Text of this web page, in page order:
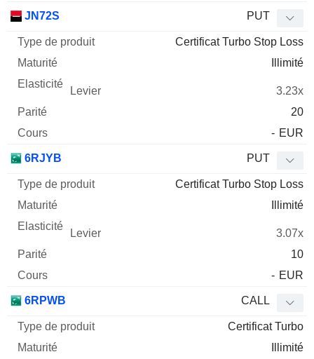
JN72S PUT
Certificat Turbo Stop Loss
Illimité
3.23x
20
- EUR
6RJYB PUT
Certificat Turbo Stop Loss
Illimité
3.07x
10
- EUR
6RPWB CALL
Certificat Turbo
Illimité